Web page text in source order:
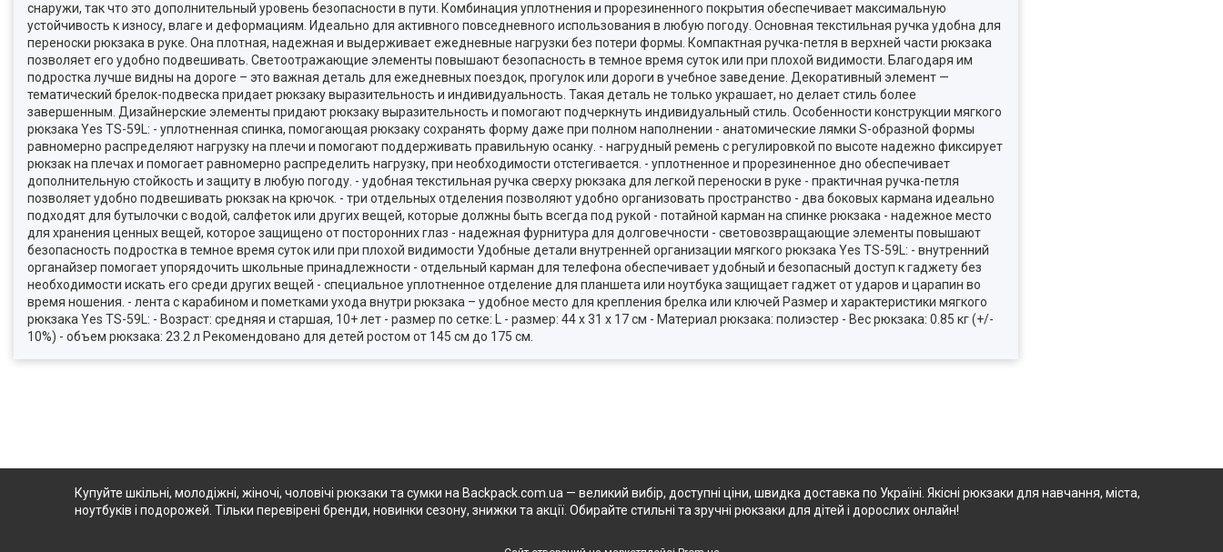
снаружи, так что это дополнительный уровень безопасности в пути. Комбинация уплотнения и прорезиненного покрытия обеспечивает максимальную
устойчивость к износу, влаге и деформациям. Идеально для активного повседневного использования в любую погоду. Основная текстильная ручка удобна для
переноски рюкзака в руке. Она плотная, надежная и выдерживает ежедневные нагрузки без потери формы. Компактная ручка-петля в верхней части рюкзака
позволяет его удобно подвешивать. Светоотражающие элементы повышают безопасность в темное время суток или при плохой видимости. Благодаря им
подростка лучше видны на дороге – это важная деталь для ежедневных поездок, прогулок или дороги в учебное заведение. Декоративный элемент —
тематический брелок-подвеска придает рюкзаку выразительность и индивидуальность. Такая деталь не только украшает, но делает стиль более
завершенным. Дизайнерские элементы придают рюкзаку выразительность и помогают подчеркнуть индивидуальный стиль. Особенности конструкции мягкого
рюкзака Yes TS-59L: - уплотненная спинка, помогающая рюкзаку сохранять форму даже при полном наполнении - анатомические лямки S-образной формы
равномерно распределяют нагрузку на плечи и помогают поддерживать правильную осанку. - нагрудный ремень с регулировкой по высоте надежно фиксирует
рюкзак на плечах и помогает равномерно распределить нагрузку, при необходимости отстегивается. - уплотненное и прорезиненное дно обеспечивает
дополнительную стойкость и защиту в любую погоду. - удобная текстильная ручка сверху рюкзака для легкой переноски в руке - практичная ручка-петля
позволяет удобно подвешивать рюкзак на крючок. - три отдельных отделения позволяют удобно организовать пространство - два боковых кармана идеально
подходят для бутылочки с водой, салфеток или других вещей, которые должны быть всегда под рукой - потайной карман на спинке рюкзака - надежное место
для хранения ценных вещей, которое защищено от посторонних глаз - надежная фурнитура для долговечности - световозвращающие элементы повышают
безопасность подростка в темное время суток или при плохой видимости Удобные детали внутренней организации мягкого рюкзака Yes TS-59L: - внутренний
органайзер помогает упорядочить школьные принадлежности - отдельный карман для телефона обеспечивает удобный и безопасный доступ к гаджету без
необходимости искать его среди других вещей - специальное уплотненное отделение для планшета или ноутбука защищает гаджет от ударов и царапин во
время ношения. - лента с карабином и пометками ухода внутри рюкзака – удобное место для крепления брелка или ключей Размер и характеристики мягкого
рюкзака Yes TS-59L: - Возраст: средняя и старшая, 10+ лет - размер по сетке: L - размер: 44 х 31 х 17 см - Материал рюкзака: полиэстер - Вес рюкзака: 0.85 кг (+/-
10%) - объем рюкзака: 23.2 л Рекомендовано для детей ростом от 145 см до 175 см.
Купуйте шкільні, молодіжні, жіночі, чоловічі рюкзаки та сумки на Backpack.com.ua — великий вибір, доступні ціни, швидка доставка по Україні. Якісні рюкзаки для навчання, міста,
ноутбуків і подорожей. Тільки перевірені бренди, новинки сезону, знижки та акції. Обирайте стильні та зручні рюкзаки для дітей і дорослих онлайн!